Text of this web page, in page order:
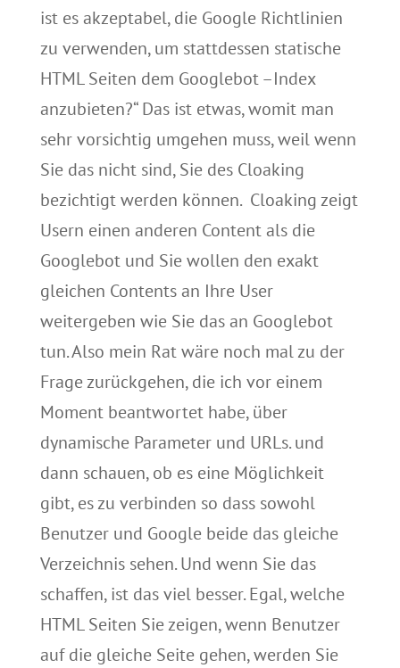
ist es akzeptabel, die Google Richtlinien
zu verwenden, um stattdessen statische
HTML Seiten dem Googlebot –Index
anzubieten?“ Das ist etwas, womit man
sehr vorsichtig umgehen muss, weil wenn
Sie das nicht sind, Sie des Cloaking
bezichtigt werden können. Cloaking zeigt
Usern einen anderen Content als die
Googlebot und Sie wollen den exakt
gleichen Contents an Ihre User
weitergeben wie Sie das an Googlebot
tun. Also mein Rat wäre noch mal zu der
Frage zurückgehen, die ich vor einem
Moment beantwortet habe, über
dynamische Parameter und URLs. und
dann schauen, ob es eine Möglichkeit
gibt, es zu verbinden so dass sowohl
Benutzer und Google beide das gleiche
Verzeichnis sehen. Und wenn Sie das
schaffen, ist das viel besser. Egal, welche
HTML Seiten Sie zeigen, wenn Benutzer
auf die gleiche Seite gehen, werden Sie